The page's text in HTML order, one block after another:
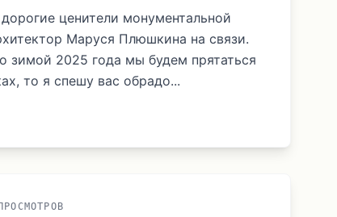
ценители монументальной
Маруся Плюшкина на связи.
зимой 2025 года мы будем прятаться
то я спешу вас обрадо...